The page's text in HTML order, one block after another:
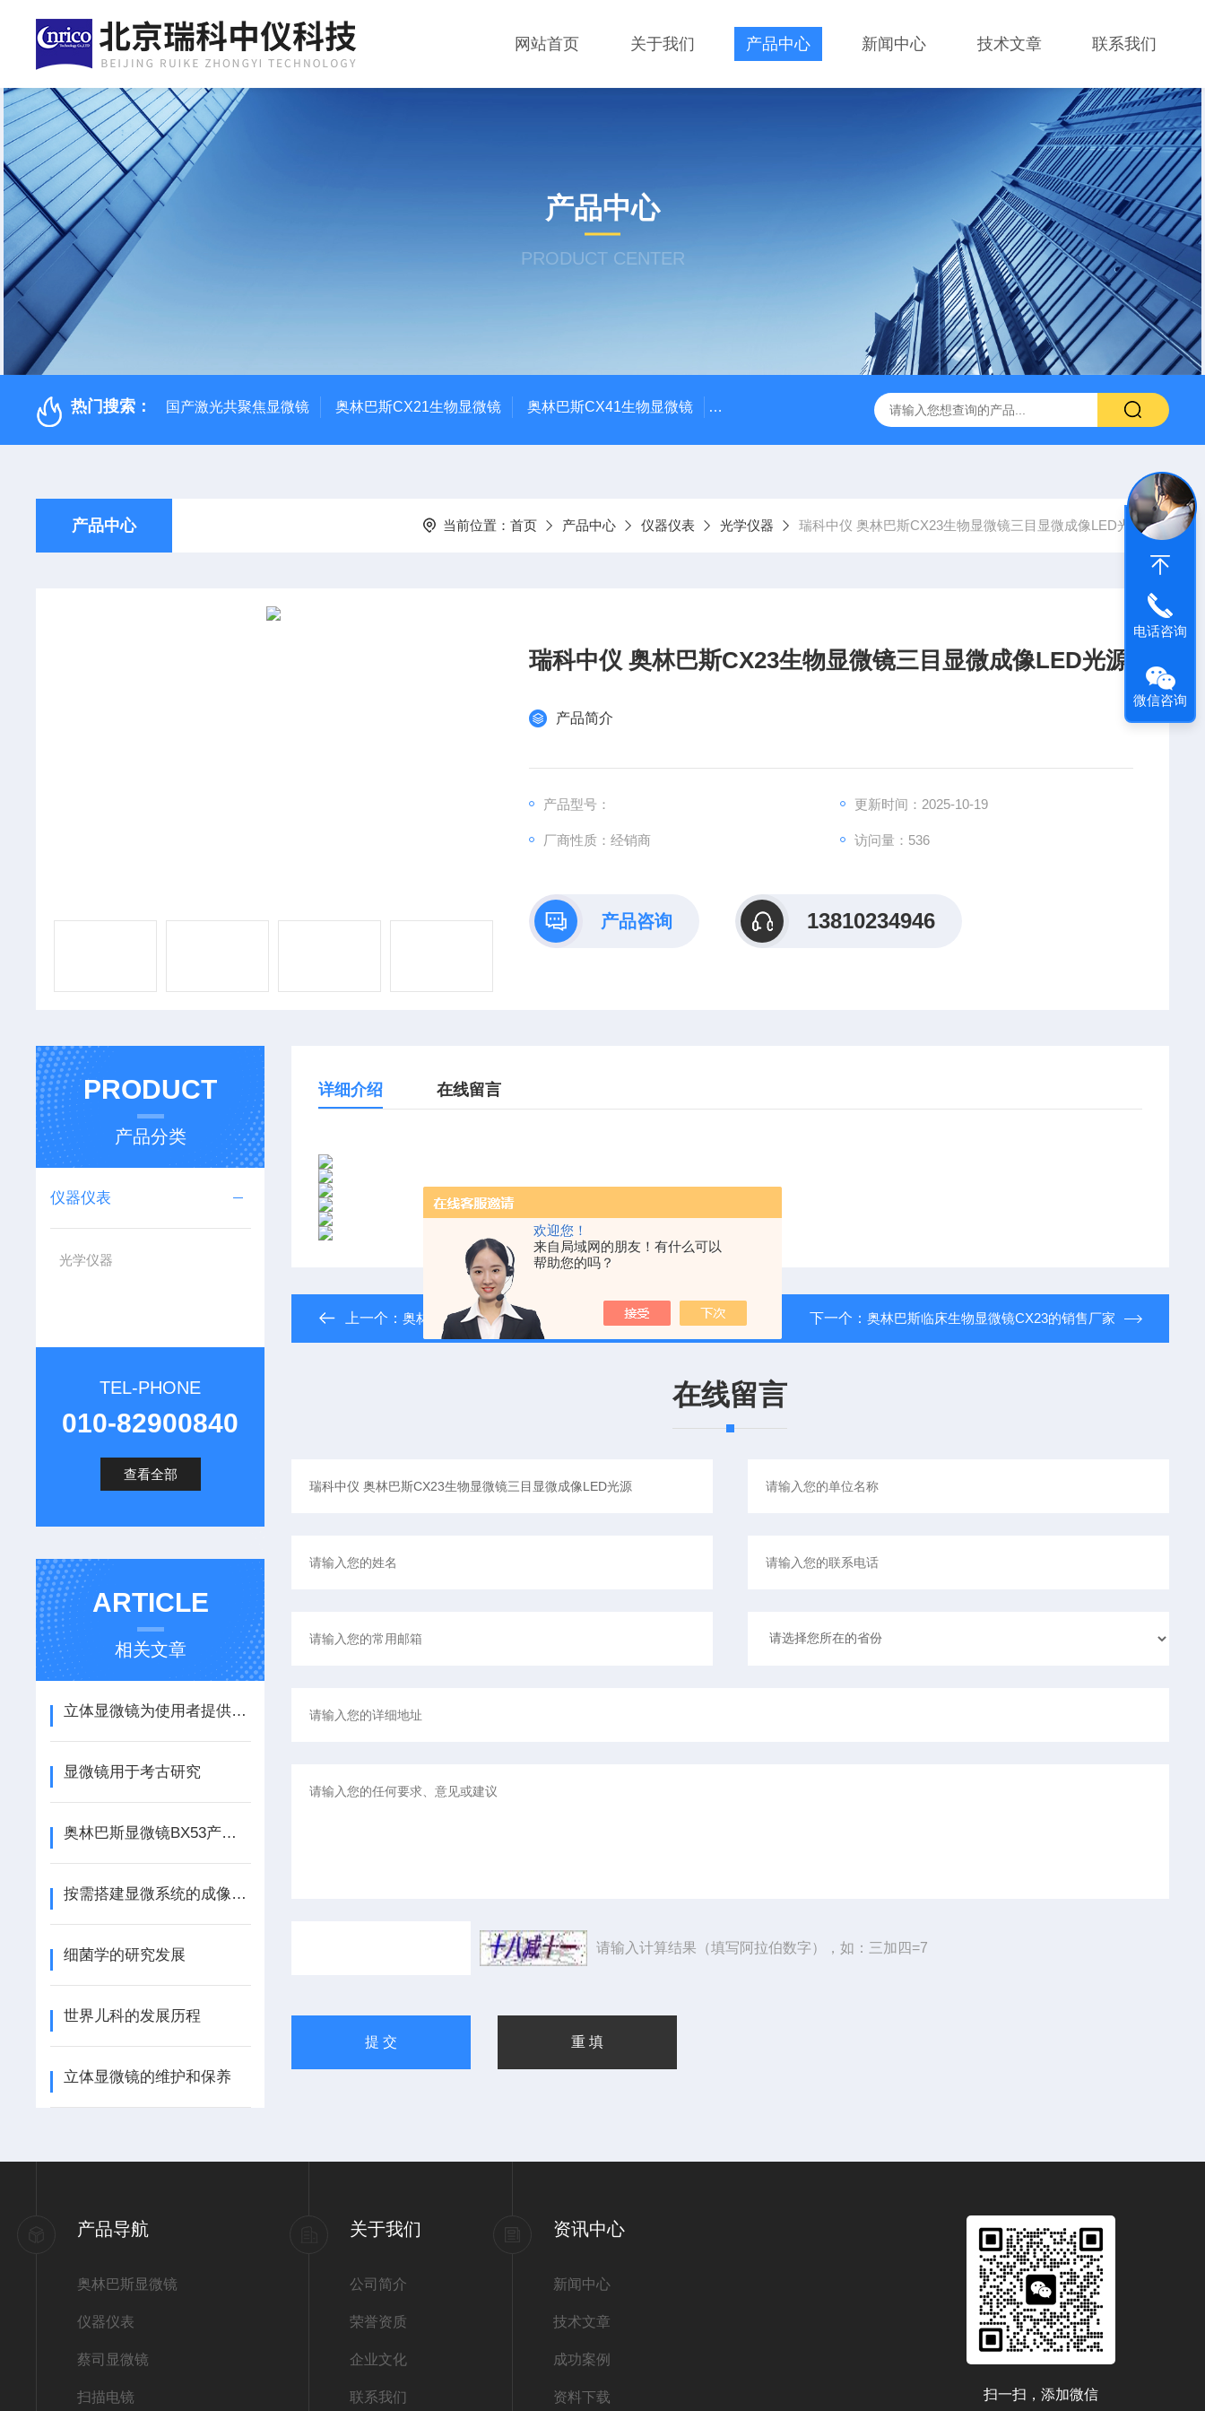
欢迎您！
来自局域网的朋友！有什么可以
帮助您的吗？
网站首页 关于我们 产品中心 新闻中心 技术文章 联系我们
产品中心
PRODUCT CENTER
热门搜索： 国产激光共聚焦显微镜 奥林巴斯CX21生物显微镜 奥林巴斯CX41生物显微镜 奥林巴斯CX31生物显微镜 QAS 100Lī原位电化学质谱仪 全自动数字
产品中心 当前位置： 首页 产品中心 仪器仪表 光学仪器 瑞科中仪 奥林巴斯CX23生物显微镜三目显微成像LED光源
瑞科中仪 奥林巴斯CX23生物显微镜三目显微成像LED光源
产品简介
产品型号： 更新时间：2025-10-19
厂商性质：经销商 访问量：536
产品咨询 13810234946
PRODUCT
产品分类
仪器仪表
光学仪器
TEL-PHONE
010-82900840
查看全部
ARTICLE
相关文章
立体显微镜为使用者提供了一种直观、立体的观察体验
显微镜用于考古研究
奥林巴斯显微镜BX53产品介绍
按需搭建显微系统的成像方法
细菌学的研究发展
世界儿科的发展历程
立体显微镜的维护和保养
详细介绍 在线留言
上一个：奥林巴斯CX43生物显微镜可实现简易偏光观察 三目标配可接相机 返回列表 下一个： 奥林巴斯临床生物显微镜CX23的销售厂家
在线留言
请输入计算结果（填写阿拉伯数字），如：三加四=7
产品导航
奥林巴斯显微镜
仪器仪表
蔡司显微镜
扫描电镜
关于我们
公司简介
荣誉资质
企业文化
联系我们
资讯中心
新闻中心
技术文章
成功案例
资料下载 扫一扫，添加微信
电话咨询
微信咨询